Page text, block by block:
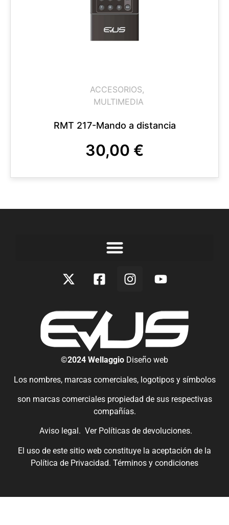
ACCESORIOS,
MULTIMEDIA
RMT 217-Mando a distancia
30,00 €
©2024 Wellaggio Diseño web
Los nombres, marcas comerciales, logotipos y símbolos
son marcas comerciales propiedad de sus respectivas
compañías.
Aviso legal. Ver Políticas de devoluciones.
El uso de este sitio web constituye la aceptación de la
Política de Privacidad. Términos y condiciones